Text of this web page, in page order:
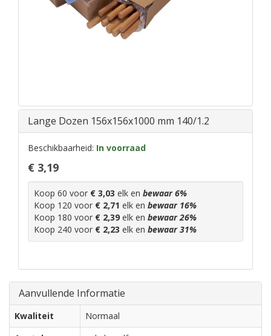
Lange Dozen 156x156x1000 mm 140/1.2
Beschikbaarheid: In voorraad
€ 3,19
Koop 60 voor € 3,03 elk en bewaar6%
Koop 120 voor € 2,71 elk en bewaar 16%
Koop 180 voor € 2,39 elk en bewaar26%
Koop 240 voor € 2,23 elk en bewaar31%
Aanvullende Informatie
Kwaliteit
Normaal